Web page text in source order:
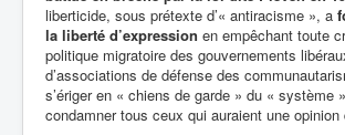
liberticide, sous prétexte d’« antiracisme », a
la liberté d’expression en empêchant toute
politique migratoire des gouvernements
d’associations de défense des
s’ériger en « chiens de garde » du « système
condamner tous ceux qui auraient une opinion